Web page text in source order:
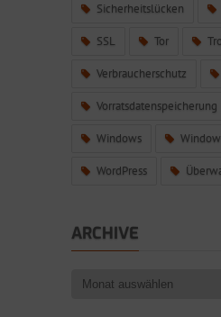
Sicherheitslücken
SSL Tor
Verbraucherschutz
Vorratsdatenspeicherung
Windows
WordPress
ARCHIVE